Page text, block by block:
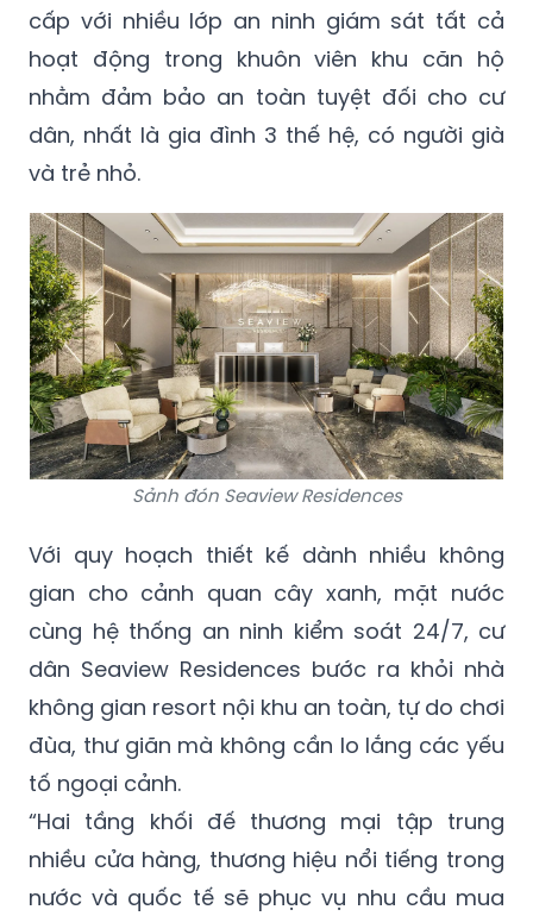
cấp với nhiều lớp an ninh giám sát tất cả
hoạt động trong khuôn viên khu căn hộ
nhằm đảm bảo an toàn tuyệt đối cho cư
dân, nhất là gia đình 3 thế hệ, có người già
và trẻ nhỏ.
Sảnh đón Seaview Residences
Với quy hoạch thiết kế dành nhiều không
gian cho cảnh quan cây xanh, mặt nước
cùng hệ thống an ninh kiểm soát 24/7, cư
dân Seaview Residences bước ra khỏi nhà
không gian resort nội khu an toàn, tự do chơi
đùa, thư giãn mà không cần lo lắng các yếu
tố ngoại cảnh.
“Hai tầng khối đế thương mại tập trung
nhiều cửa hàng, thương hiệu nổi tiếng trong
nước và quốc tế sẽ phục vụ nhu cầu mua